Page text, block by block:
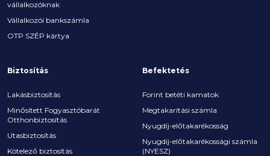
vállalkozóknak
Vállalkozói bankszámla
OTP SZÉP kártya
Biztosítás
Lakásbiztosítás
Minősített Fogyasztóbarát
Otthonbiztosítás
Utasbiztosítás
Kötelező biztosítás
Befektetés
Forint betéti kamatok
Megtakarítási számla
Nyugdíj-előtakarékosság
Nyugdíj-előtakarékossági számla
(NYESZ)